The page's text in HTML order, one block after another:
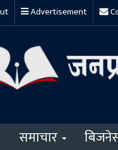
Advertisement
समाचार